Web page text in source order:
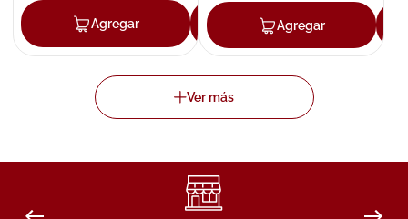
Agregar Agregar
Agregar